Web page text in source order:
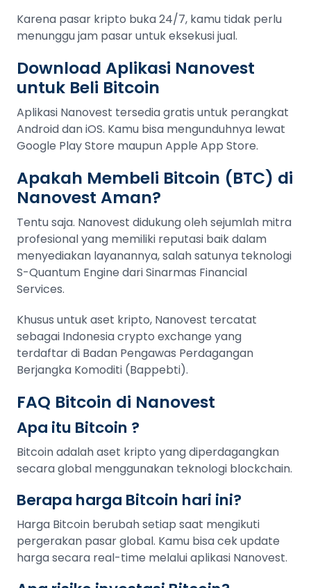
Karena pasar kripto buka 24/7, kamu tidak perlu
menunggu jam pasar untuk eksekusi jual.
Download Aplikasi Nanovest
untuk Beli Bitcoin
Aplikasi Nanovest tersedia gratis untuk perangkat
Android dan iOS. Kamu bisa mengunduhnya lewat
Google Play Store maupun Apple App Store.
Apakah Membeli Bitcoin (BTC) di
Nanovest Aman?
Tentu saja. Nanovest didukung oleh sejumlah mitra
profesional yang memiliki reputasi baik dalam
menyediakan layanannya, salah satunya teknologi
S-Quantum Engine dari Sinarmas Financial
Services.
Khusus untuk aset kripto, Nanovest tercatat
sebagai Indonesia crypto exchange yang
terdaftar di Badan Pengawas Perdagangan
Berjangka Komoditi (Bappebti).
FAQ Bitcoin di Nanovest
Apa itu Bitcoin ?
Bitcoin adalah aset kripto yang diperdagangkan
secara global menggunakan teknologi blockchain.
Berapa harga Bitcoin hari ini?
Harga Bitcoin berubah setiap saat mengikuti
pergerakan pasar global. Kamu bisa cek update
harga secara real-time melalui aplikasi Nanovest.